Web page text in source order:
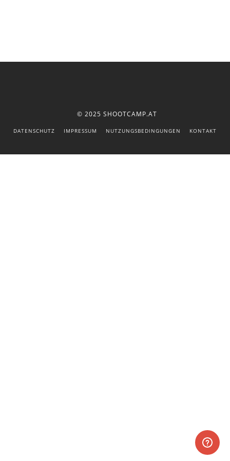
© 2025 SHOOTCAMP.AT
DATENSCHUTZ IMPRESSUM NUTZUNGSBEDINGUNGEN KONTAKT